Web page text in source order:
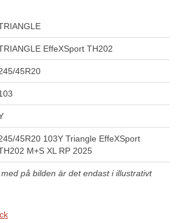
EffeXSport TH202
45R20
45R20 103Y Triangle EffeXSport
M+S XL RP 2025
på bilden är det endast i illustrativt